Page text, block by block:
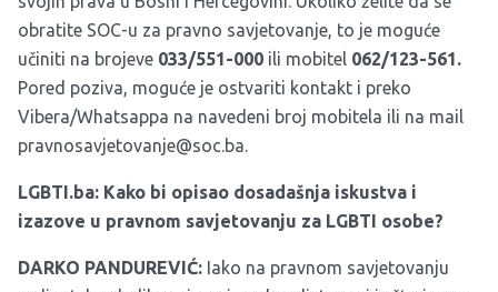
obratite SOC-u za pravno savjetovanje, to je moguće
učiniti na brojeve 033/551-000 ili mobitel 062/123-561.
Pored poziva, moguće je ostvariti kontakt i preko
Vibera/Whatsappa na navedeni broj mobitela ili na mail
pravnosavjetovanje@soc.ba.
LGBTI.ba: Kako bi opisao dosadašnja iskustva i
izazove u pravnom savjetovanju za LGBTI osobe?
DARKO PANDUREVIĆ: Iako na pravnom savjetovanju